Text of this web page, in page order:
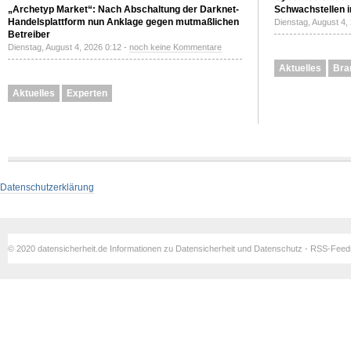
„Archetyp Market“: Nach Abschaltung der Darknet-
Handelsplattform nun Anklage gegen mutmaßlichen
Betreiber
Dienstag, August 4, 2026 0:12 - noch keine Kommentare
Aktuelles Experten
Schwachstellen
Dienstag, August
Aktuelles
Datenschutzerklärung
© 2020 datensicherheit.de Informationen zu Datensicherheit und Datenschutz - RSS-